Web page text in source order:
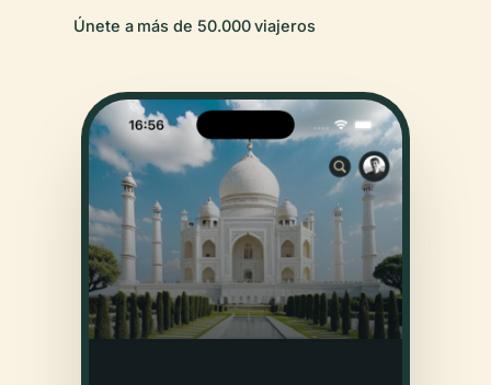
Únete a más de 50.000 viajeros